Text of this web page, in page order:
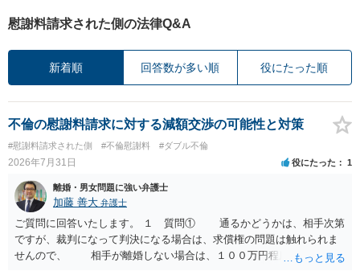
慰謝料請求された側の法律Q&A
新着順 回答数が多い順 役にたった順
不倫の慰謝料請求に対する減額交渉の可能性と対策
#慰謝料請求された側 #不倫慰謝料 #ダブル不倫
2026年7月31日 役にたった 1
離婚・男女問題に強い弁護士
加藤 善大 弁護士
ご質問に回答いたします。 １ 質問① 通るかどうかは、相手次第
ですが、裁判になって判決になる場合は、求償権の問題は触れられま
せんので、 相手が離婚しない場合は、１００万円程度となる可能